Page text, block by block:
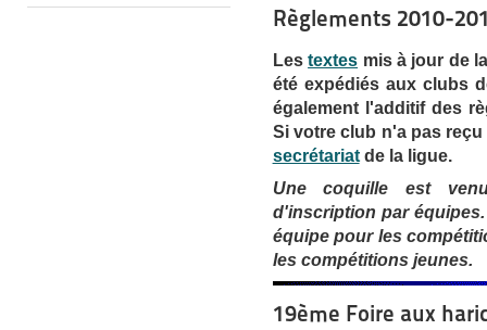
Règlements 2010-
Lestextes mis à jour de
été expédiés aux clubs
également l'additif des
Si votre club n'a pas
secrétariatde la ligue.
Une coquille est
d'inscription par
équipe pour les
les compétitions jeunes.
19ème Foire aux